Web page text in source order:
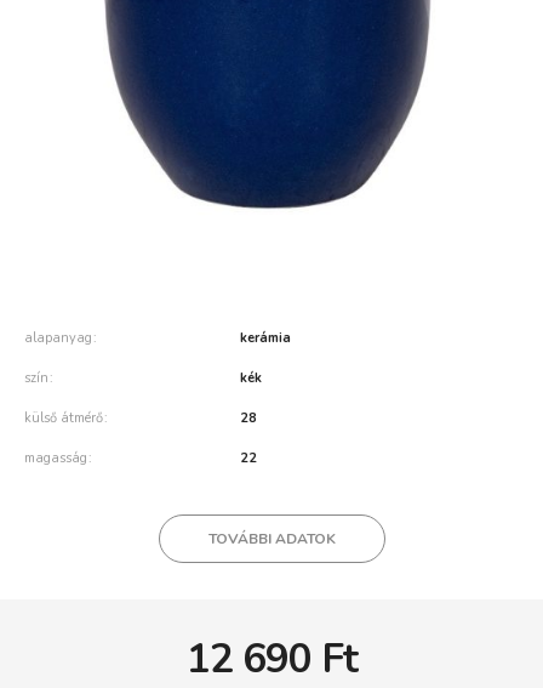
alapanyag kerámia
szín kék
külső átmérő 28
magasság 22
TOVÁBBI ADATOK
12 690 Ft